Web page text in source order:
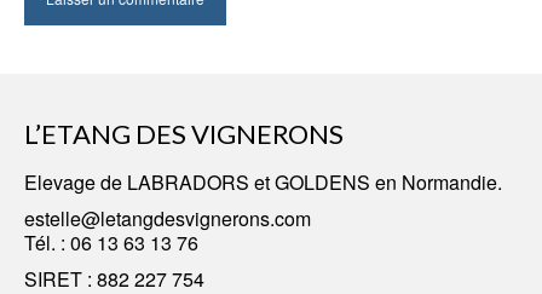
L’ETANG DES VIGNERONS
Elevagede LABRADORS et GOLDENS en Normandie.
estelle@letangdesvignerons.com
Tél. : 06 13 63 13 76
SIRET : 882 227 754